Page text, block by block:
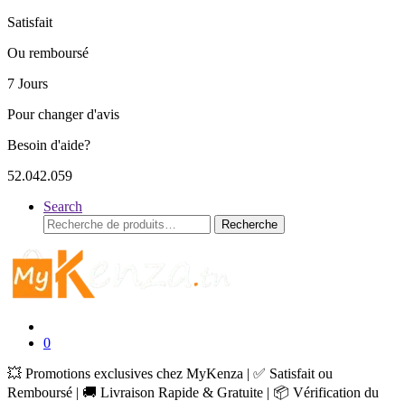
Satisfait
Ou remboursé
7 Jours
Pour changer d'avis
Besoin d'aide?
52.042.059
Search
Recherche
pour :
Recherche
0
💥 Promotions exclusives chez MyKenza | ✅ Satisfait ou
Remboursé | 🚚 Livraison Rapide & Gratuite | 📦 Vérification du